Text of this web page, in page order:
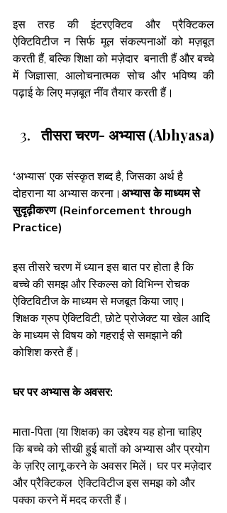
इस तरह की इंटरएक्टिव और प्रैक्टिकल
ऐक्टिविटीज न सिर्फ मूल संकल्पनाओं को मज़बूत
करती हैं, बल्कि शिक्षा को मज़ेदार  बनाती हैं और बच्चे
में जिज्ञासा, आलोचनात्मक सोच और भविष्य की
पढ़ाई के लिए मज़बूत नींव तैयार करती हैं।
तीसरा चरण- अभ्यास (Abhyasa)
‘अभ्यास’ एक संस्कृत शब्द है, जिसका अर्थ है
दोहरानायाअभ्यास करना।अभ्यास के माध्यम से
सुदृढ़ीकरण (Reinforcement through
Practice)
इस तीसरे चरण में ध्यान इस बात पर होता है कि
बच्चे की समझ और स्किल्स को विभिन्न रोचक
ऐक्टिविटीज के माध्यम से मजबूत किया जाए।
शिक्षक ग्रुप ऐक्टिविटी, छोटे प्रोजेक्ट या खेल आदि
के माध्यम से विषय को गहराई से समझाने की
कोशिश करते हैं।
घर पर अभ्यास के अवसर:
माता-पिता (या शिक्षक) का उद्देश्य यह होना चाहिए
कि बच्चे को सीखी हुई बातों को अभ्यास और प्रयोग
के ज़रिए लागू करने के अवसर मिलें। घर पर मज़ेदार
और प्रैक्टिकल  ऐक्टिविटीज इस समझ को और
पक्का करने में मदद करती हैं।